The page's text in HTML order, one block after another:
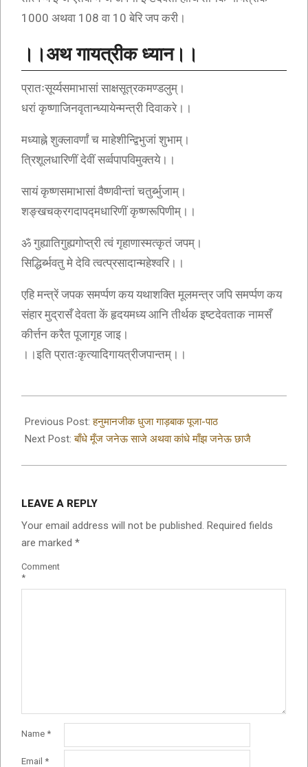
1000 अथवा 108 वा 10 बेरि जप करी।
।।अथ गायत्रीक ध्यान।।
प्रातःसूर्य्यसमाभासां साक्षसूत्रकमण्डलुम्।
धरां कृष्णाजिनवृतान्ध्यायेन्मन्त्री दिवाकरे।।
मध्याह्ने शुक्लावर्णां च माहेशीन्द्विभुजां शुभाम्।
त्रिशूलधारिणीं देवीं सर्व्वपापविमुक्तये।।
सायं कृष्णसमाभासां वैष्णवीन्तां चतुर्ब्भुजाम्।
शङ्खचक्रगदापद्मधारिणीं कृष्णरूपिणीम्।।
ॐ गुह्यातिगुह्यगोप्त्री त्वं गृहाणास्मत्कृतं जपम्।
सिद्धिर्ब्भवतु मे देवि त्वत्प्रसादान्महेश्वरि।।
एहि मन्त्रें जपक समर्प्पण कय यथाशक्ति मूलमन्त्र जपि समर्प्पण कय
संहार मुद्रासँ देवता कें हृदयमध्य आनि तीर्थक इष्टदेवताक नामसँ
कीर्त्तन करैत पूजागृह जाइ।
।।इति प्रातःकृत्यादिगायत्रीजपान्तम्।।
09-
12
Previous Post:हनुमानजीक धुजा गाड़बाक पूजा-पाठ
Next Post:बाँधे मूँज जनेऊ साजे अथवा कांधे माँझ जनेऊ छाजै
LEAVE A REPLY
Your email address will not be published. Required fields
are marked *
Comment
*
Name *
Email *